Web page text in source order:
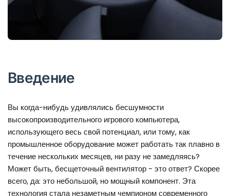
Введение
Вы когда-нибудь удивлялись бесшумности
высокопроизводительного игрового компьютера,
использующего весь свой потенциал, или тому, как
промышленное оборудование может работать так плавно в
течение нескольких месяцев, ни разу не замедляясь?
Может быть, бесщеточный вентилятор - это ответ? Скорее
всего, да: это небольшой, но мощный компонент. Эта
технология стала незаметным чемпионом современного